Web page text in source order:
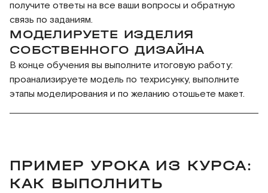
получите ответы на все ваши вопросы и обратную
связь по заданиям.
МОДЕЛИРУЕТЕ ИЗДЕЛИЯ
СОБСТВЕННОГО ДИЗАЙНА
В конце обучения вы выполните итоговую работу:
проанализируете модель по техрисунку, выполните
этапы моделирования и по желанию отошьете макет.
ПРИМЕР УРОКА ИЗ КУРСА:
КАК ВЫПОЛНИТЬ